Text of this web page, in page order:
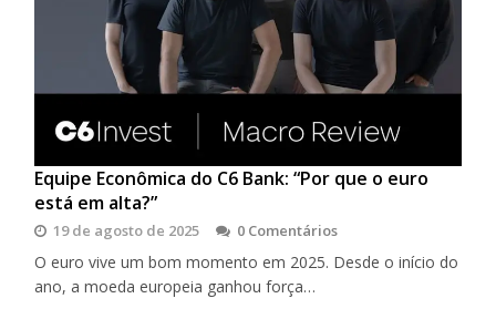
Equipe Econômica do C6 Bank: “Por que o euro
está em alta?”
19 de agosto de 2025 0 Comentários
O euro vive um bom momento em 2025. Desde o início do
ano, a moeda europeia ganhou força…